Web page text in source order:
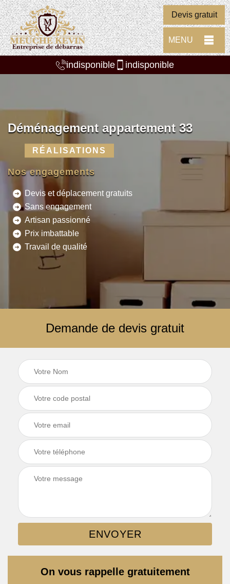
Devis gratuit
MENU
indisponible indisponible
Déménagement appartement 33
RÉALISATIONS
Nos engagements
Devis et déplacement gratuits
Sans engagement
Artisan passionné
Prix imbattable
Travail de qualité
Demande de devis gratuit
On vous rappelle gratuitement